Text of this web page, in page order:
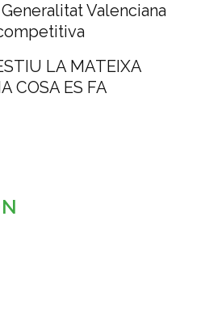
Valenciana
LA MATEIXA
COSA ES FA